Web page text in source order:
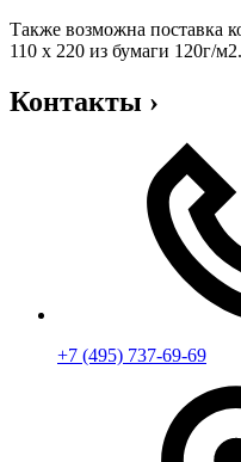
Также возможна поставка
110 x 220 из бумаги 120г/м2.
Контакты ›
+7 (495) 737-69-69